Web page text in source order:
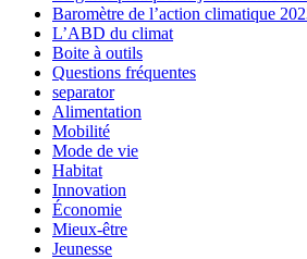
Baromètre de l’action climatique
L’ABD du climat
Boite à outils
Questions fréquentes
separator
Alimentation
Mobilité
Mode de vie
Habitat
Innovation
Économie
Mieux-être
Jeunesse